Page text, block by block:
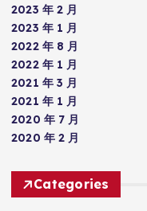
2023 年 2 月
2023 年 1 月
2022 年 8 月
2022 年 1 月
2021 年 3 月
2021 年 1 月
2020 年 7 月
2020 年 2 月
Categories